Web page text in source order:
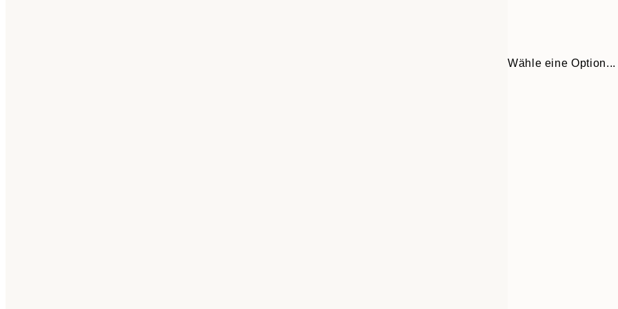
Wähle eine Option...